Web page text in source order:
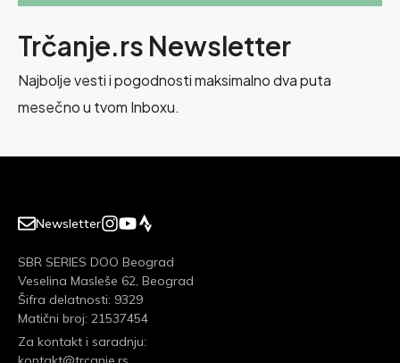
Trčanje.rs Newsletter
Najbolje vesti i pogodnosti maksimalno dva puta
mesečno u tvom Inboxu.
Newsletter
SBR SERIES DOO Beograd
Veselina Masleše 62, Beograd
Šifra delatnosti: 9329
Matični broj: 21537454
Za kontakt i saradnju: